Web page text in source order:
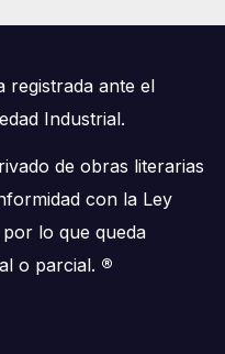
registrada ante el
Industrial.
de obras literarias
con la Ley
lo que queda
o parcial. ®